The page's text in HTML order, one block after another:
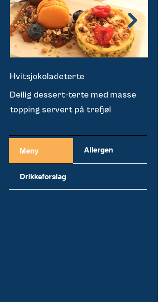
Hvitsjokoladeterte
Deilig dessert-terte med masse
topping servert på trefjøl
Meny Allergen
Drikkeforslag